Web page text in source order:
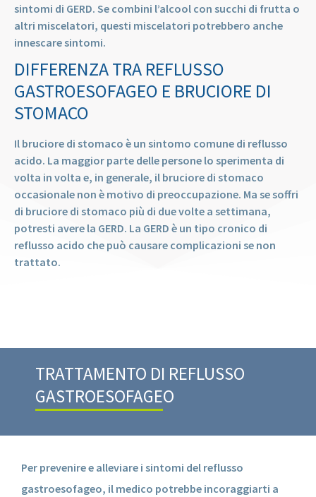
sintomi di GERD. Se combini l’alcool con succhi di frutta o
altri miscelatori, questi miscelatori potrebbero anche
innescare sintomi.
DIFFERENZA TRA REFLUSSO
GASTROESOFAGEO E BRUCIORE DI
STOMACO
Il bruciore di stomaco è un sintomo comune di reflusso
acido. La maggior parte delle persone lo sperimenta di
volta in volta e, in generale, il bruciore di stomaco
occasionale non è motivo di preoccupazione. Ma se soffri
di bruciore di stomaco più di due volte a settimana,
potresti avere la GERD. La GERD è un tipo cronico di
reflusso acido che può causare complicazioni se non
trattato.
TRATTAMENTO DI REFLUSSO
GASTROESOFAGEO
Per prevenire e alleviare i sintomi del reflusso
gastroesofageo, il medico potrebbe incoraggiarti a